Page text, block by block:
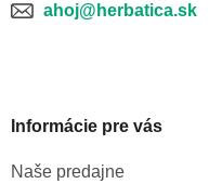
ahoj@herbatica.sk
Informácie pre vás
Naše predajne